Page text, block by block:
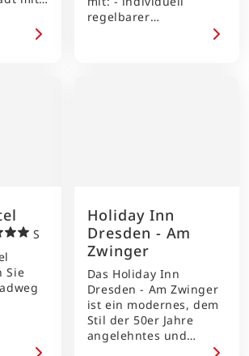
regelbarer
Klimaanlage - Bad mit
Mitnehmen.
S
Sie
Holiday Inn
Dresden - Am
Zwinger
Das Holiday Inn
Dresden - Am Zwinger
ist ein modernes, dem
Stil der 50er Jahre
angelehntes und